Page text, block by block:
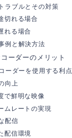
ラブルとその対策
切れる場合
れる場合
例と解決方法
ーダーのメリット
ーダーを使用する利点
向上
で鮮明な映像
ムレートの実現
配信
配信環境